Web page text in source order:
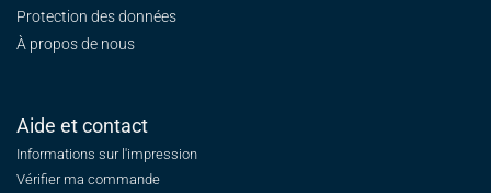
Protection des données
À propos de nous
Aide et contact
Informations sur l'impression
Vérifier ma commande